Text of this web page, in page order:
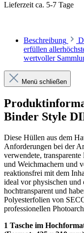
Lieferzeit ca. 5-7 Tage
Beschreibung
erfüllen
wertvoller
Menü schließen
Binder Style
Diese Hüllen aus dem
Anforderungen bei der
verwendete,
und Weichmachern und
reaktionsfrei mit dem
ideal vor physischen
hochtransparent und
Polyesterfolien von
professionellen
1 Tasche im